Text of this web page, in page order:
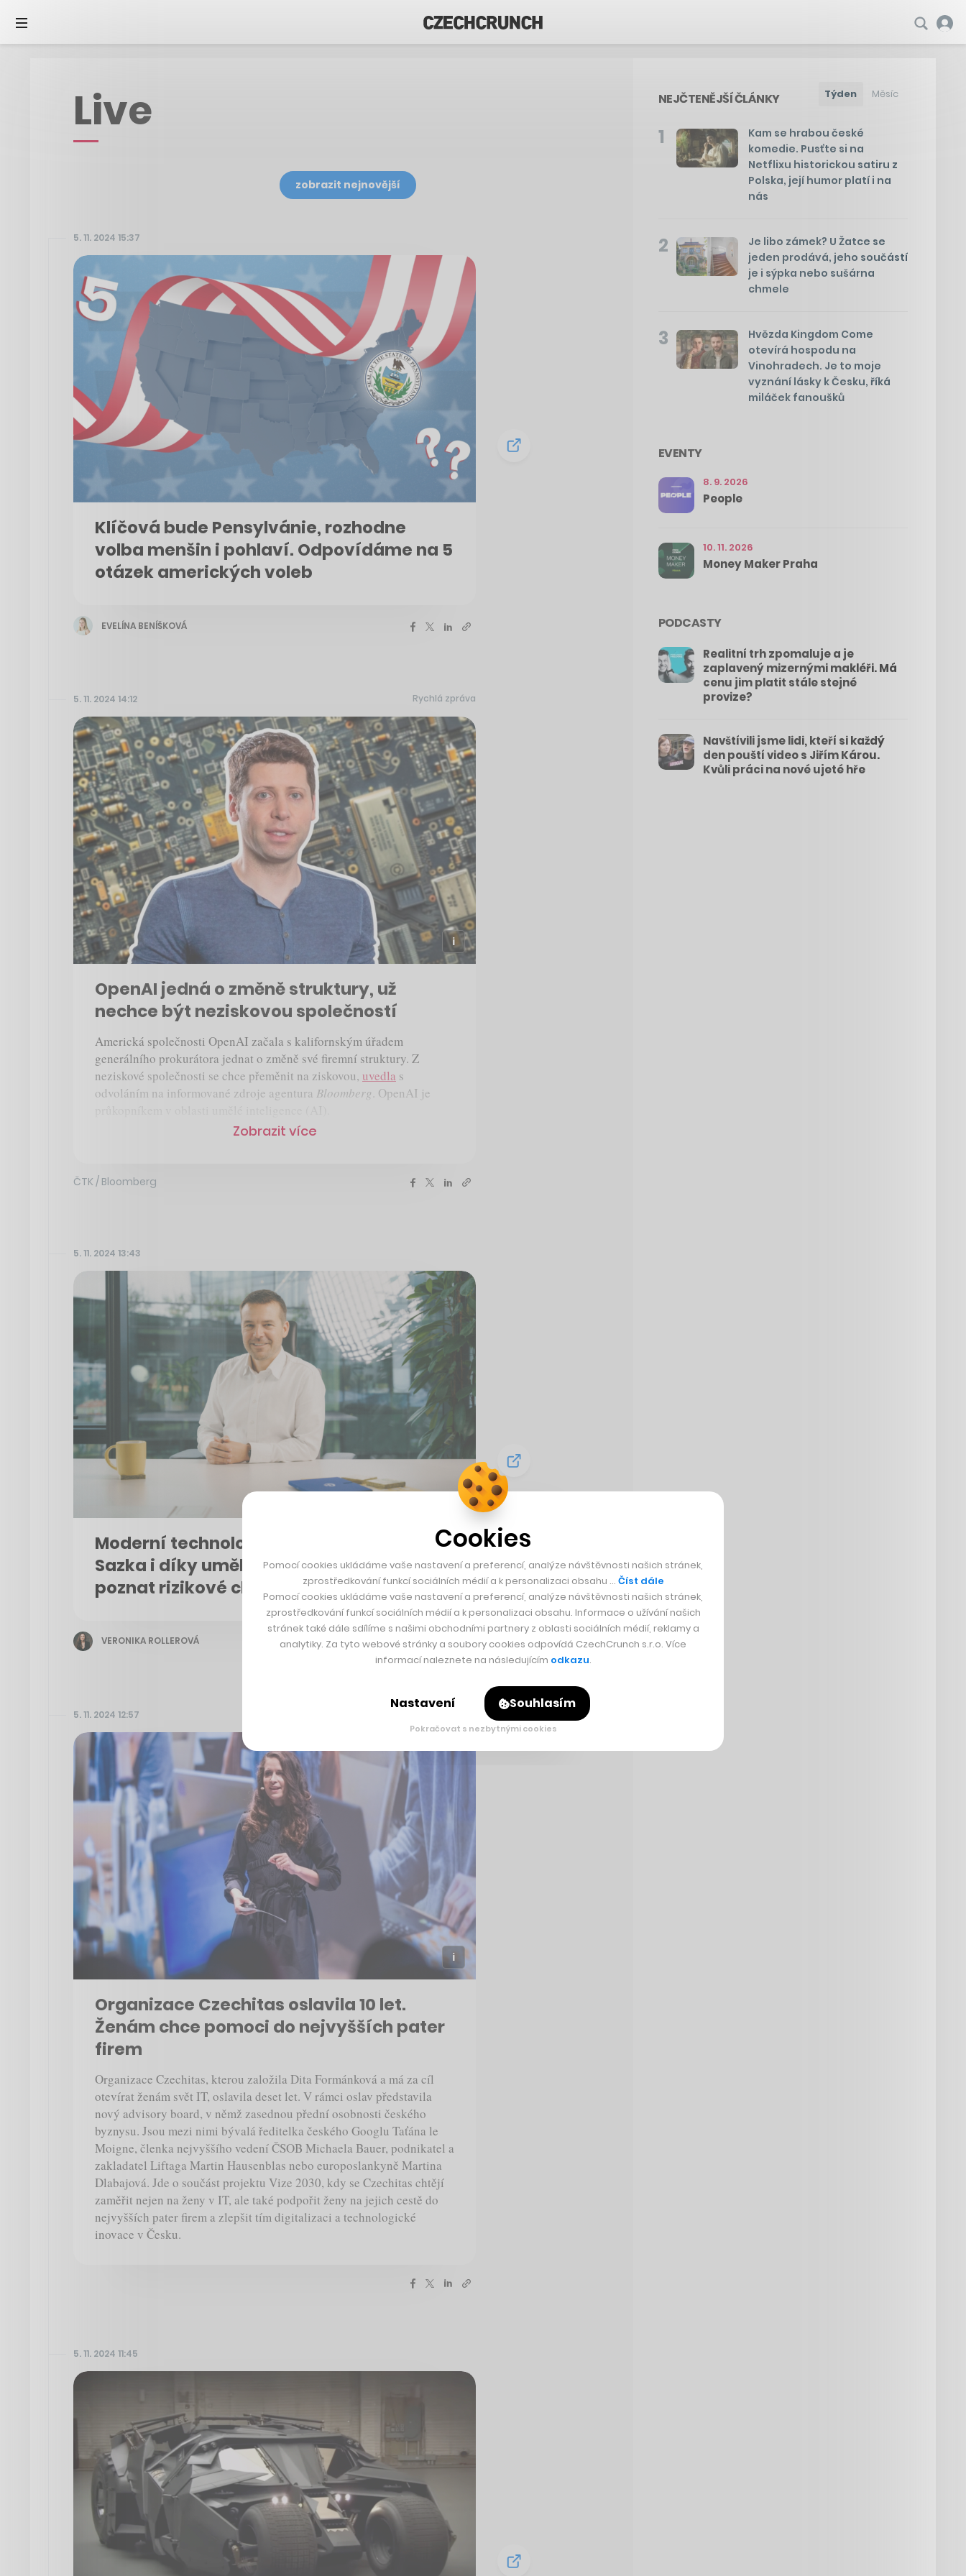
Live
zobrazit nejnovější
5. 11. 2024 15:37
Klíčová bude Pensylvánie, rozhodne
volba menšin i pohlaví. Odpovídáme na 5
otázek amerických voleb
EVELÍNA BENÍŠKOVÁ
5. 11. 2024 14:12 Rychlá zpráva
OpenAI jedná o změně struktury, už
nechce být neziskovou společností
Americká společnosti OpenAI začala s kalifornským úřadem
generálního prokurátora jednat o změně své firemní struktury. Z
neziskové společnosti se chce přeměnit na ziskovou, uvedla s
odvoláním na informované zdroje agentura Bloomberg. OpenAI je
Zobrazit více
ČTK / Bloomberg
5. 11. 2024 13:43
Moderní technologie mění svět loterií.
Sazka i díky umělé inteligenci umí včas
poznat rizikové chování
VERONIKA ROLLEROVÁ
5. 11. 2024 12:57
Organizace Czechitas oslavila 10 let.
Ženám chce pomoci do nejvyšších pater
firem
Organizace Czechitas, kterou založila Dita Formánková a má za cíl
otevírat ženám svět IT, oslavila deset let. V rámci oslav představila
nový advisory board, v němž zasednou přední osobnosti českého
byznysu. Jsou mezi nimi bývalá ředitelka českého Googlu Taťána le
Moigne, členka nejvyššího vedení ČSOB Michaela Bauer, podnikatel a
zakladatel Liftaga Martin Hausenblas nebo europoslankyně Martina
Dlabajová. Jde o součást projektu Vize 2030, kdy se Czechitas chtějí
zaměřit nejen na ženy v IT, ale také podpořit ženy na jejich cestě do
nejvyšších pater firem a zlepšit tím digitalizaci a technologické
inovace v Česku.
5. 11. 2024 11:45
NEJČTENĚJŠÍ ČLÁNKY Týden Měsíc
1
Kam se hrabou české
komedie. Pusťte si na
Netflixu historickou satiru z
Polska, její humor platí i na
nás
2
Je libo zámek? U Žatce se
jeden prodává, jeho součástí
je i sýpka nebo sušárna
chmele
3
Hvězda Kingdom Come
otevírá hospodu na
Vinohradech. Je to moje
vyznání lásky k Česku, říká
miláček fanoušků
EVENTY
8. 9. 2026
People
10. 11. 2026
Money Maker Praha
PODCASTY
Realitní trh zpomaluje a je
zaplavený mizernými makléři. Má
cenu jim platit stále stejné
provize?
Navštívili jsme lidi, kteří si každý
den pouští video s Jiřím Károu.
Kvůli práci na nové ujeté hře
Cookies
Pomocí cookies ukládáme vaše nastavení a preferencí, analýze návštěvnosti našich stránek,
zprostředkování funkcí sociálních médií a k personalizaci obsahu … Číst dále
Pomocí cookies ukládáme vaše nastavení a preferencí, analýze návštěvnosti našich stránek,
zprostředkování funkcí sociálních médií a k personalizaci obsahu. Informace o užívání našich
stránek také dále sdílíme s našimi obchodními partnery z oblasti sociálních médií, reklamy a
analytiky. Za tyto webové stránky a soubory cookies odpovídá CzechCrunch s.r.o. Více
informací naleznete na následujícím odkazu.
Nastavení Souhlasím
Pokračovat s nezbytnými cookies